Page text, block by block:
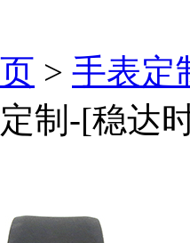
> 手表定
制-[稳达